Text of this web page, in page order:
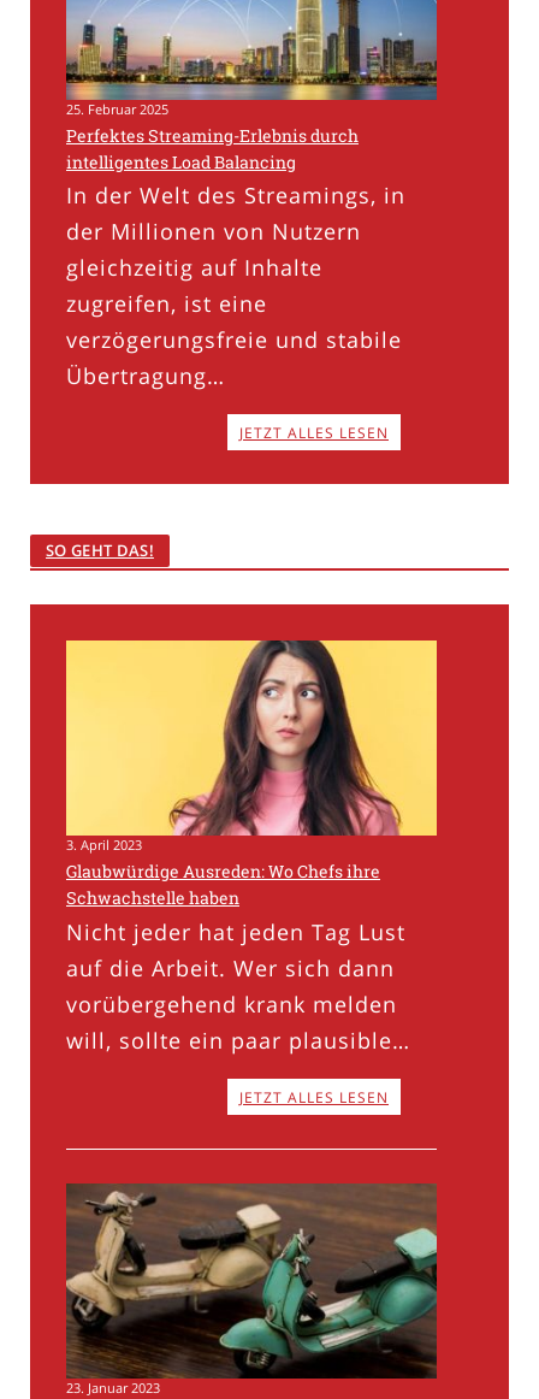
25. Februar 2025
Perfektes Streaming-Erlebnis durch
intelligentes Load Balancing
In der Welt des Streamings, in
der Millionen von Nutzern
gleichzeitig auf Inhalte
zugreifen, ist eine
verzögerungsfreie und stabile
Übertragung…
JETZT ALLES LESEN
SO GEHT DAS!
3. April 2023
Glaubwürdige Ausreden: Wo Chefs ihre
Schwachstelle haben
Nicht jeder hat jeden Tag Lust
auf die Arbeit. Wer sich dann
vorübergehend krank melden
will, sollte ein paar plausible…
JETZT ALLES LESEN
23. Januar 2023